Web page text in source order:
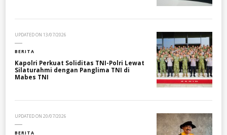
UPDATED ON 13/07/2026
BERITA
Kapolri Perkuat Soliditas TNI-Polri Lewat
Silaturahmi dengan Panglima TNI di
Mabes TNI
UPDATED ON 20/07/2026
BERITA